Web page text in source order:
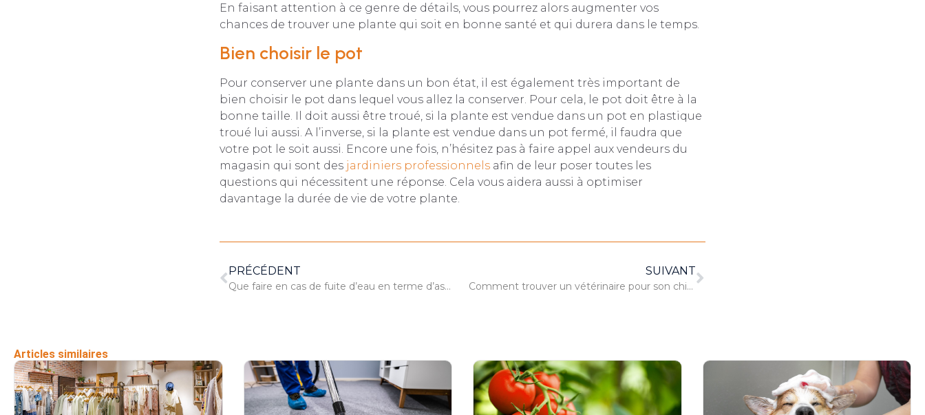
En faisant attention à ce genre de détails, vous pourrez alors augmenter vos
chances de trouver une plante qui soit en bonne santé et qui durera dans le temps.
Bien choisir le pot
Pour conserver une plante dans un bon état, il est également très important de
bien choisir le pot dans lequel vous allez la conserver. Pour cela, le pot doit être à la
bonne taille. Il doit aussi être troué, si la plante est vendue dans un pot en plastique
troué lui aussi. A l’inverse, si la plante est vendue dans un pot fermé, il faudra que
votre pot le soit aussi. Encore une fois, n’hésitez pas à faire appel aux vendeurs du
magasin qui sont des jardiniers professionnelsafin de leur poser toutes les
questions qui nécessitent une réponse. Cela vous aidera aussi à optimiser
davantage la durée de vie de votre plante.
PRÉCÉDENT
Que faire en cas de fuite d’eau en terme d’assurance ?
SUIVANT
Comment trouver un vétérinaire pour son chien ?
Articles similaires